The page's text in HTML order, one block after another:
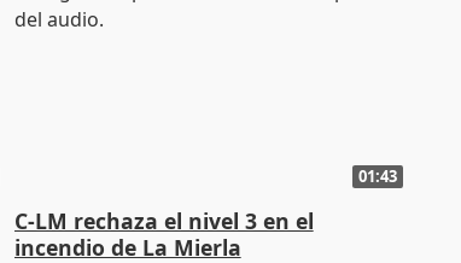
01:43
C-LM rechaza el nivel 3 en el
incendio de La Mierla